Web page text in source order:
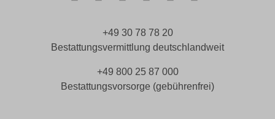
+49 30 78 78 20
Bestattungsvermittlung deutschlandweit
+49 800 25 87 000
Bestattungsvorsorge (gebührenfrei)